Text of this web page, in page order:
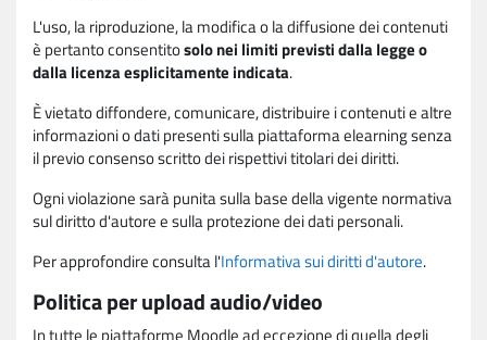
L'uso, la riproduzione, la modifica o la diffusione dei contenuti
è pertanto consentitosolo nei limiti previsti dalla legge o
dalla licenza esplicitamente indicata.
È vietato diffondere, comunicare, distribuire i contenuti e altre
informazioni o dati presenti sulla piattaforma elearning senza
il previo consenso scritto dei rispettivi titolari dei diritti.
Ogni violazione sarà punita sulla base della vigente normativa
sul diritto d'autore e sulla protezione dei dati personali.
Per approfondire consulta l'Informativa sui diritti d'autore.
Politica per upload audio/video
In tutte le piattaforme Moodle ad eccezione di quella degli